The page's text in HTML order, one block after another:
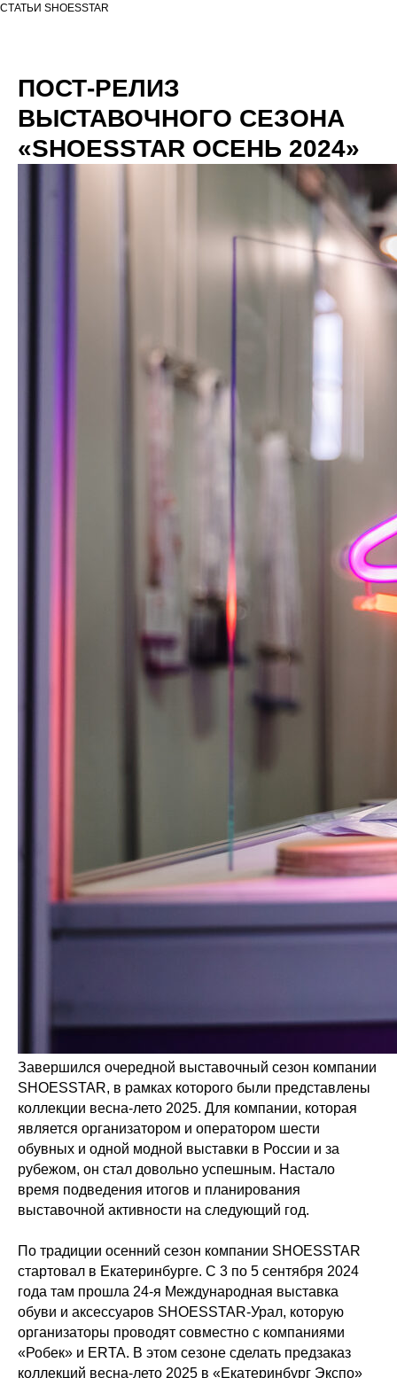
СТАТЬИ SHOESSTAR
ПОСТ-РЕЛИЗ
ВЫСТАВОЧНОГО СЕЗОНА
«SHOESSTAR ОСЕНЬ 2024»
Завершился очередной выставочный сезон компании
SHOESSTAR, в рамках которого были представлены
коллекции весна-лето 2025. Для компании, которая
является организатором и оператором шести
обувных и одной модной выставки в России и за
рубежом, он стал довольно успешным. Настало
время подведения итогов и планирования
выставочной активности на следующий год.
По традиции осенний сезон компании SHOESSTAR
стартовал в Екатеринбурге. С 3 по 5 сентября 2024
года там прошла 24-я Международная выставка
обуви и аксессуаров SHOESSTAR-Урал, которую
организаторы проводят совместно с компаниями
«Робек» и ERTA. В этом сезоне сделать предзаказ
коллекций весна-лето 2025 в «Екатеринбург Экспо»